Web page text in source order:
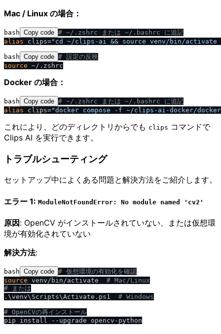
Mac / Linux の場合：
bash Copy code # ~/ .zshrc または ~/ .bashrc に追記
alias clips="cd ~/clips-ai && source venv / bin /activate
bash Copy code # 設定の反映
source
Docker の場合：
bash Copy code # ~/ .zshrc または ~/ .bashrc に追記
alias clips="docker compose -f ~/clips-ai-docker/
これにより、どのディレクトリからでも clips コマンドで
Clips AI を実行できます。
トラブルシューティング
セットアップ中によくある問題と解決方法をご紹介します。
エラー 1: ModuleNotFoundError: No module named 'cv2'
原因: OpenCV がインストールされていない、または仮想環
境が有効化されていない
解決方法:
bash Copy code # 仮想環境の有効化を確認
source venv/bin/activate # Mac /Linux
# または
.\venv\Scripts\Activate.ps1 # Windows
# OpenCVの再インストール